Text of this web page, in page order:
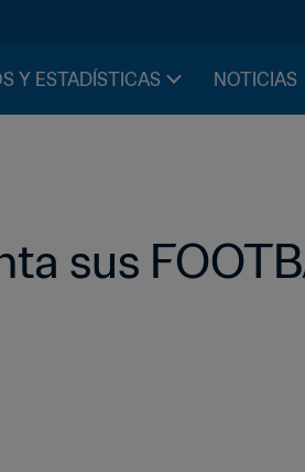
Y ESTADÍSTICAS NOTICIAS
sus